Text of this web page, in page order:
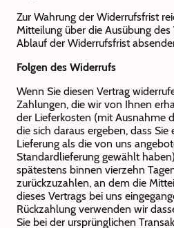
Zur Wahrung der Widerrufsfrist
Mitteilung über die Ausübung
Ablauf der Widerrufsfrist
Folgen des Widerrufs
Wenn Sie diesen Vertrag
Zahlungen, die wir von Ihnen
der Lieferkosten (mit Ausnahme
die sich daraus ergeben, dass
Lieferung als die von uns
Standardlieferung gewählt
spätestens binnen vierzehn
zurückzuzahlen, an dem die
dieses Vertrags bei uns
Rückzahlung verwenden wir
Sie bei der ursprünglichen